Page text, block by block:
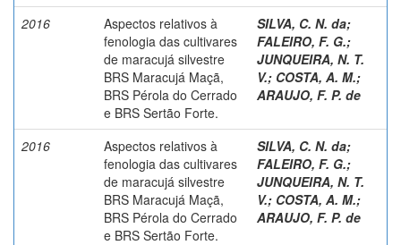
2016
Aspectos relativos à
fenologia das cultivares
de maracujá silvestre
BRS Maracujá Maçã,
BRS Pérola do Cerrado
e BRS Sertão Forte.
SILVA, C. N. da;
FALEIRO, F. G.;
JUNQUEIRA, N. T.
V.; COSTA, A. M.;
ARAUJO, F. P. de
2016
Aspectos relativos à
fenologia das cultivares
de maracujá silvestre
BRS Maracujá Maçã,
BRS Pérola do Cerrado
e BRS Sertão Forte.
SILVA, C. N. da;
FALEIRO, F. G.;
JUNQUEIRA, N. T.
V.; COSTA, A. M.;
ARAUJO, F. P. de